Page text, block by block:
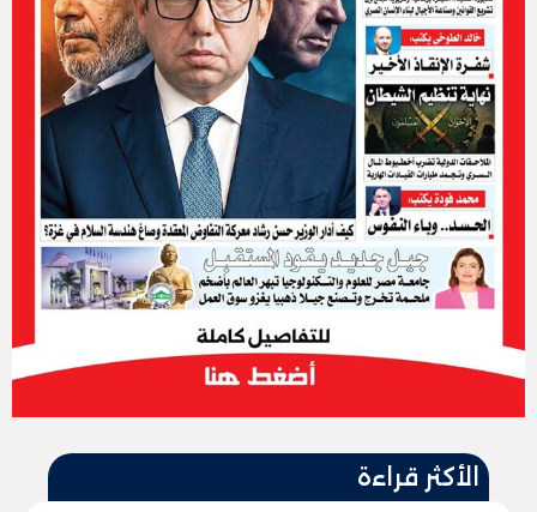
الأكثر قراءة